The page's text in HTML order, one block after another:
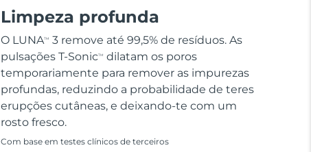
Limpeza profunda
O LUNATM
3 remove até 99,5% de resíduos. As
pulsações T-SonicTM
dilatam os poros
temporariamente para remover as impurezas
profundas, reduzindo a probabilidade de teres
erupções cutâneas, e deixando-te com um
rosto fresco.
Com base em testes clínicos de terceiros